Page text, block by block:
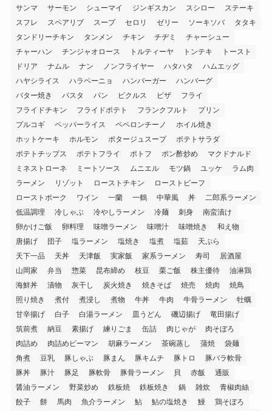
サンマ サーモン シューマイ ジンギスカン スシロー
ステーキ
スフレ
スペアリブ スープ セロリ ゼリー ソーキソバ
タタキ
タンドリーチキン
タンメン チキン チヂミ
チャーシュー
チャーハン
チンジャオロース トルティーヤ トンテキ
トースト
ドリア
ナムル ナン ノンフライヤー ハタハタ
ハムエッグ
ハヤシライス
ハラペーニョ ハンバーガー
ハンバーグ
バター焼き
パスタ パン ピクルス ピザ
フライ
フライドチキン
フライドポテト フランクフルト
プリン
プルコギ
ペッパーライス ペペロンチーノ
ホイル焼き
ホットケーキ
ホルモン ポタージュスープ
ポテトサラダ
ポテトチップス
ポテトフライ ポトフ ポン酢炒め
マクドナルド
ミネストローネ
ミートソース ムニエル モツ鍋 ユッケ
ラム肉
ラーメン
リゾット ローストチキン
ローストビーフ
ローストポーク
ワイン 一蘭 一鶴 中華風 丼
二郎系ラーメン
低温調理
冷しゃぶ 冷やしラーメン 冷麺 刺身
南蛮漬け
卵かけご飯
卵料理 味噌ラーメン 味噌汁 味噌焼き
和え物
唐揚げ
団子 塩ラーメン 塩焼き 塩煮 塩茹
天ぷら
天下一品
天丼 天津飯 実家飯 家系ラーメン 寿司
居酒屋
山岡家
弁当 惣菜 昆布締め 枝豆 栗ご飯 株主優待
油淋鶏
海鮮丼
漬物 灰干し 炭火焼き 焼きそば 焼売 焼肉
焼鳥
照り焼き
煮付 煮浸し 煮物 牛丼 牛肉 牛骨ラーメン
牡蠣
甘辛揚げ
白子 白湯ラーメン 皿うどん 磯辺揚げ
竜田揚げ
筑前煮
納豆 素揚げ 練りごま 缶詰 肉じゃが
肉そぼろ
肉詰め
肉詰めピーマン 胡麻ラーメン 茶碗蒸し 蒲焼
袋麺
角煮
豆乳 豚しゃぶ 豚まん 豚キムチ 豚トロ
豚バラ軟骨
豚丼
豚汁 豚足 豚軟骨 豚骨ラーメン 貝 赤飯
通販
醤油ラーメン
野菜炒め 鉄板焼 鉄板焼き 鍋 雑炊
青椒肉絲
餃子
餅 馬肉 魚介ラーメン 鮎 鮎の塩焼き 鰻
鶏そぼろ